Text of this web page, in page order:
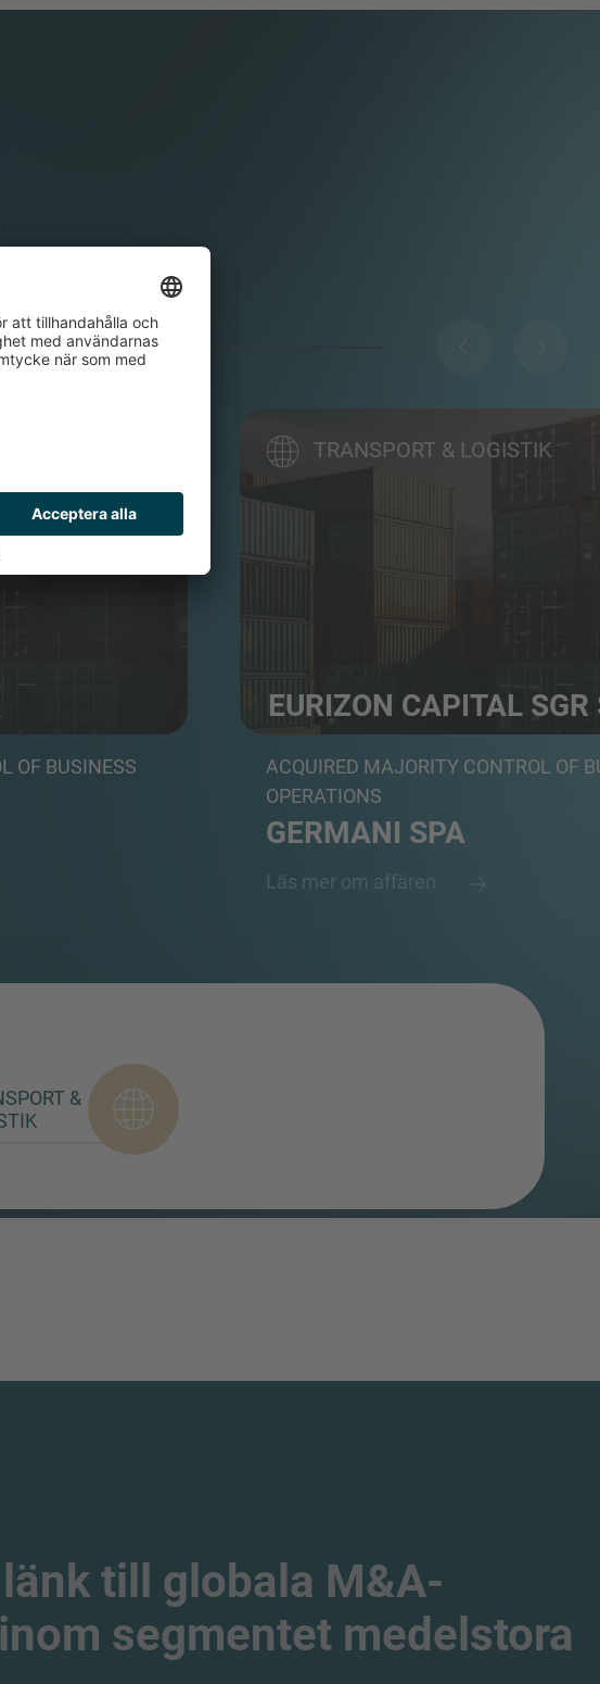
areas and org...
OF BUSINESS
TRANSPORT & LOGISTIK
EURIZON CAPITAL SGR
Asset management specialist
ACQUIRED MAJORITY CONTROL OF
OPERATIONS
GERMANI SPA
Läs mer om affären
&
till globala M&A-
segmentet medelstora